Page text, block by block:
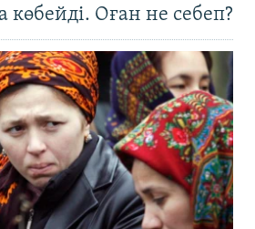
көбейді. Оған не себеп?